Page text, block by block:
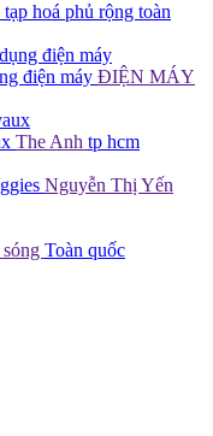
hoá phủ rộng toàn
điện máy ĐIỆN MÁY
The Anh tp hcm
Nguyễn Thị Yến
Toàn quốc